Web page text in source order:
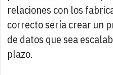
relaciones con los
correcto sería crear un
de datos que sea
plazo.